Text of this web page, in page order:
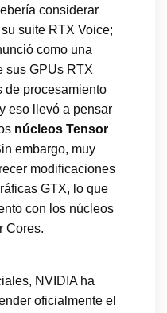
considerar
suite RTX Voice;
como una
sus GPUs RTX
de procesamiento
eso llevó a pensar
núcleos Tensor
embargo, muy
modificaciones
GTX, lo que
con los núcleos
Cores.
NVIDIA ha
oficialmente el